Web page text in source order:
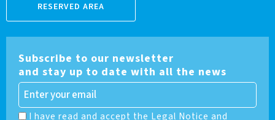
RESERVED AREA
Subscribe to our newsletter
and stay up to date with all the news
I have read and accept the Legal Notice and